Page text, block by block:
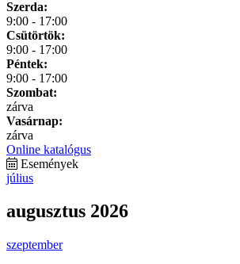
Szerda:
9:00 - 17:00
Csütörtök:
9:00 - 17:00
Péntek:
9:00 - 17:00
Szombat:
zárva
Vasárnap:
zárva
Online katalógus
Események
július
augusztus 2026
szeptember